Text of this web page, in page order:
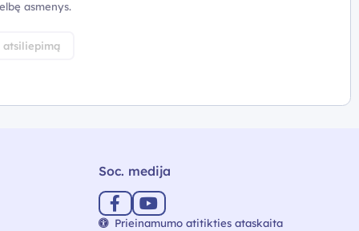
asmenys.
atsiliepimą
Soc. medija
Prieinamumo atitikties ataskaita